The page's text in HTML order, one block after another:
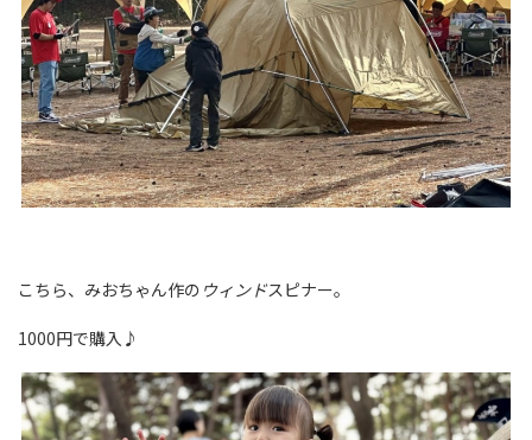
こちら、みおちゃん作の ウィンドスピナー。
1000円で購入♪